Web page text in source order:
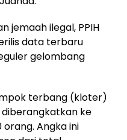
jemaah ilegal, PPIH
data terbaru
gelombang
terbang (kloter)
ke
orang. Angka ini